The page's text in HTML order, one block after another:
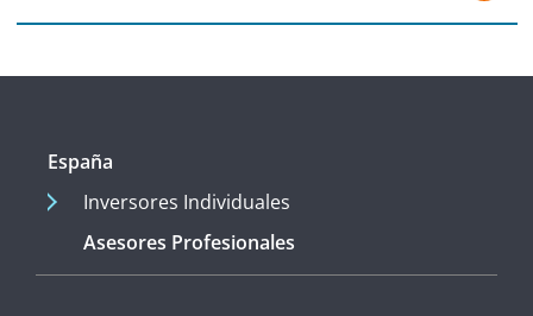
España
Inversores Individuales
Asesores Profesionales